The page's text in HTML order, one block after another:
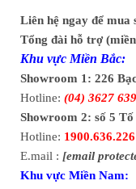
Liên hệ ngay để mua
Tổng đài hỗ trợ
Khu vực Miền Bắc:
Showroom 1: 226
Hotline: (04) 3627
Showroom 2: số 5
Hotline:
E.mail : [email
Khu vực Miền Nam: